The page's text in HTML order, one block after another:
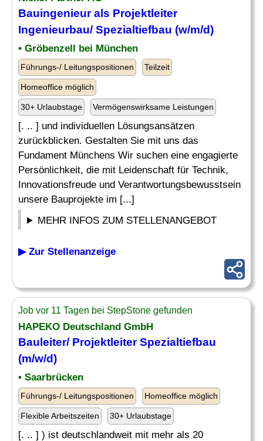
Bauingenieur als Projektleiter
Ingenieurbau/ Spezialtiefbau (w/m/d)
• Gröbenzell bei München
Führungs-/ Leitungspositionen Teilzeit
Homeoffice möglich
30+ Urlaubstage Vermögenswirksame Leistungen
[. .. ] und individuellen Lösungsansätzen
zurückblicken. Gestalten Sie mit uns das
Fundament Münchens Wir suchen eine engagierte
Persönlichkeit, die mit Leidenschaft für Technik,
Innovationsfreude und Verantwortungsbewusstsein
unsere Bauprojekte im [...]
MEHR INFOS ZUM STELLENANGEBOT
▶ Zur Stellenanzeige
Job vor 11 Tagen bei StepStone gefunden
HAPEKO Deutschland GmbH
Bauleiter/ ProjektleiterSpezialtiefbau
(m/w/d)
• Saarbrücken
Führungs-/ Leitungspositionen Homeoffice möglich
Flexible Arbeitszeiten 30+ Urlaubstage
[. .. ] ) ist deutschlandweit mit mehr als 20